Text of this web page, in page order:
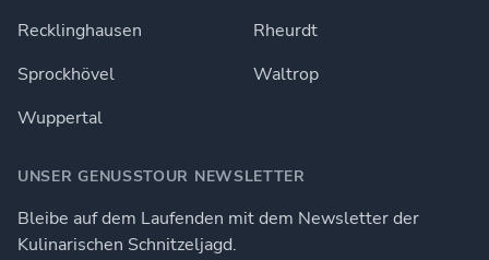
Recklinghausen
Rheurdt
Sprockhövel
Waltrop
Wuppertal
UNSER GENUSSTOUR NEWSLETTER
Bleibe auf dem Laufenden mit dem Newsletter der
Kulinarischen Schnitzeljagd.